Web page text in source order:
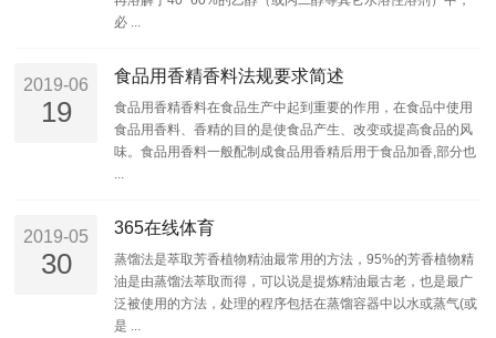
必 ...
2019-06
19
食品用香精香料法规要求简述
食品用香精香料在食品生产中起到重要的作用，在食品中使用
食品用香料、香精的目的是使食品产生、改变或提高食品的风
味。食品用香料一般配制成食品用香精后用于食品加香,部分也
2019-05
30
365在线体育
蒸馏法是萃取芳香植物精油最常用的方法，95%的芳香植物精
油是由蒸馏法萃取而得，可以说是提炼精油最古老，也是最广
泛被使用的方法，处理的程序包括在蒸馏容器中以水或蒸气(或
是 ...